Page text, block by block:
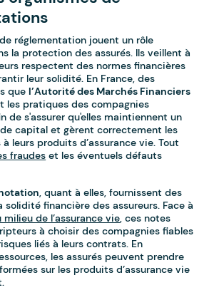
réglementation jouent un rôle
la protection des assurés. Ils veillent à
respectent des normes financières
leur solidité. En France, des
quel’Autorité des Marchés Financiers
les pratiques des compagnies
de s'assurer qu'elles maintiennent un
capital et gèrent correctement les
leurs produits d’assurance vie. Tout
fraudes et les éventuels défauts
, quant à elles, fournissent des
solidité financière des assureurs. Face à
de l’assurance vie, ces notes
à choisir des compagnies fiables
liés à leurs contrats. En
les assurés peuvent prendre
sur les produits d’assurance vie